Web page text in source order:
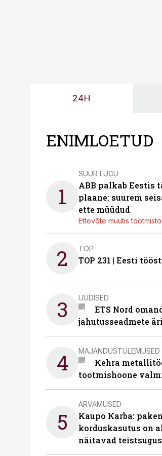
24H
ENIMLOETUD
1
SUUR LUGU
ABB palkab Eestis
plaane: suurem
ette müüdud
Ettevõte muutis
2 TOP
TOP 231 | Eesti
3 UUDISED
ETS Nord
jahutusseadmete
4 MAJANDUSTULEMUSED
Kehra
tootmishoone
5
ARVAMUSED
Kaupo Karba:
korduskasutus on
näitavad